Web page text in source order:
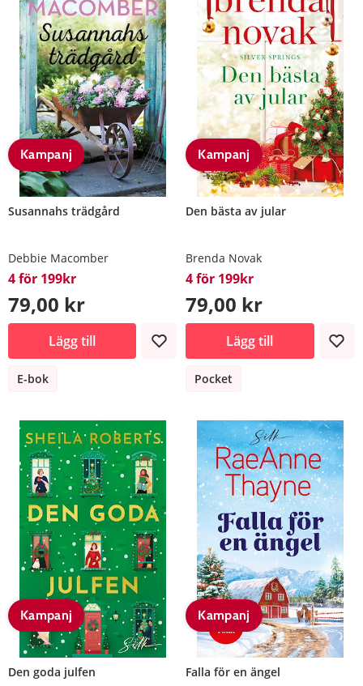
Kampanj
Susannahs trädgård
Debbie Macomber
4 för 199kr
79,00 kr
Lägg till
E-bok
Kampanj
Den bästa av jular
Brenda Novak
4 för 199kr
79,00 kr
Lägg till
Pocket
Kampanj
Den goda julfen
Kampanj
Falla för en ängel